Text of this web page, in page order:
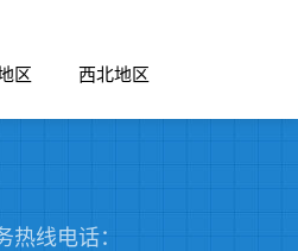
区 西北地区
线电话：